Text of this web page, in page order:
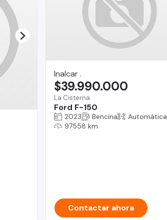
Inalcar .
La Cisterna
Ford F-150
$39.990.000
2023 Bencina
Automática
97558 km
Contactar ahora